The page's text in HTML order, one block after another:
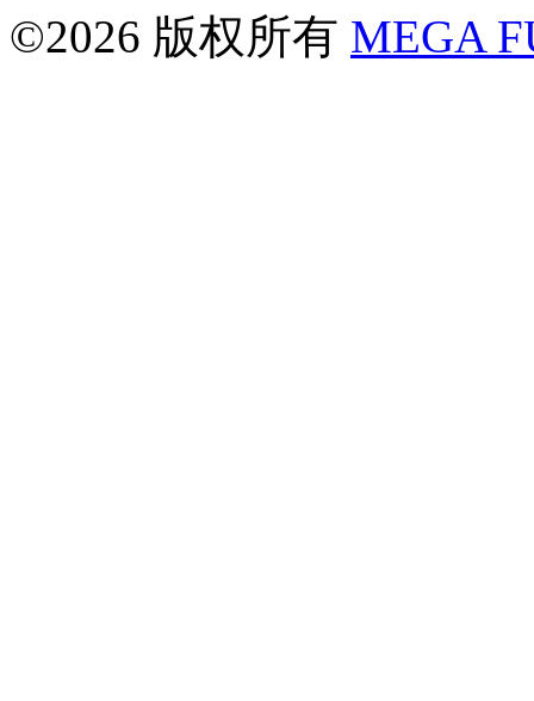
©2026 版权所有 MEGA